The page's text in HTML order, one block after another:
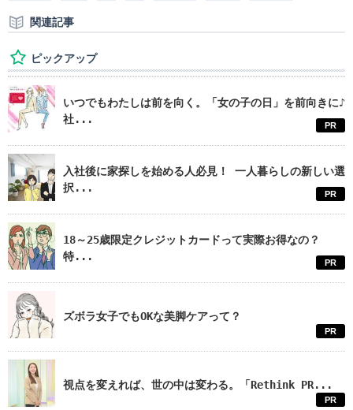
関連記事
ピックアップ
いつでもわたしは前を向く。「女の子の日」を前向きに♪
社...
PR
入社後に家探しを始める人必見！ 一人暮らしの新しい選
択...
PR
18～25歳限定クレジットカードって実際お得なの？
特...
PR
ズボラ女子でもOKな美脚ケアって？
PR
視点を変えれば、世の中は変わる。「Rethink PR...
PR